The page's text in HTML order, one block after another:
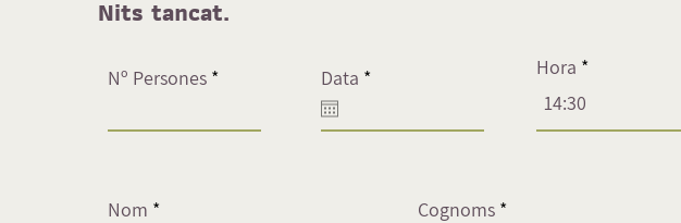
Nits tancat.
Nº Persones Data *
u
Hora
Nom Cognoms